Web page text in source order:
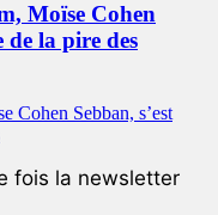
Moïse Cohen
de la pire des
fois la newsletter